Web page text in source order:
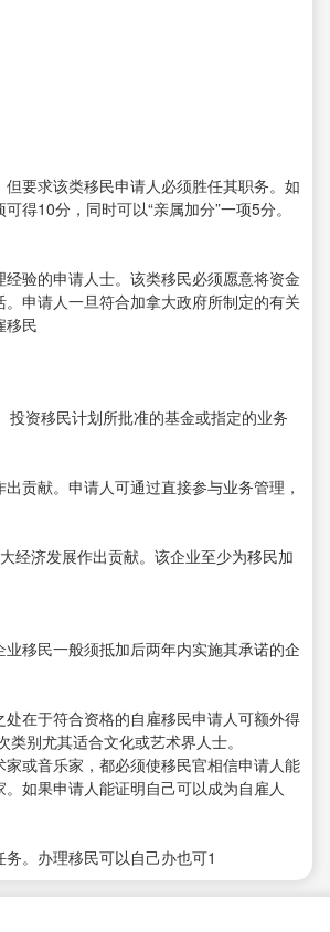
要求该类移民申请人必须胜任其职务。如
得10分，同时可以“亲属加分”一项5分。
验的申请人士。该类移民必须愿意将资金
申请人一旦符合加拿大政府所制定的有关
移民
资移民计划所批准的基金或指定的业务
贡献。申请人可通过直接参与业务管理，
经济发展作出贡献。该企业至少为移民加
移民一般须抵加后两年内实施其承诺的企
在于符合资格的自雇移民申请人可额外得
别尤其适合文化或艺术界人士。
或音乐家，都必须使移民官相信申请人能
如果申请人能证明自己可以成为自雇人
。办理移民可以自己办也可1